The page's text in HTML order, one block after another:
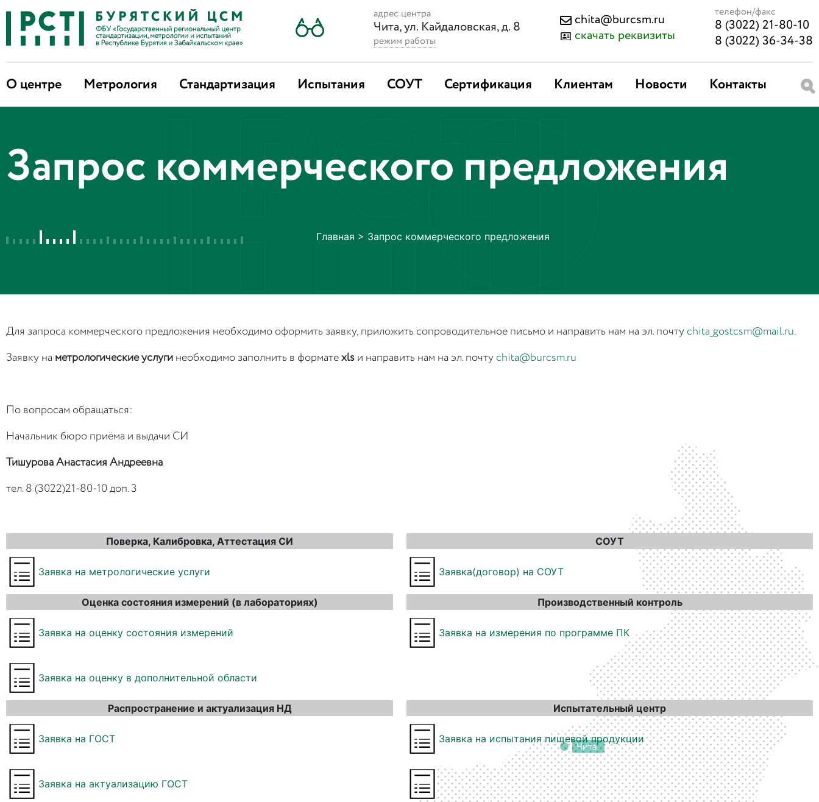
адрес центра
Чита, ул. Кайдаловская, д. 8
режим работы
chita@burcsm.ru
скачать реквизиты
телефон/факс
8 (3022) 21-80-10
8 (3022) 36-34-38
О центре Метрология Стандартизация Испытания СОУТ Сертификация Клиентам Новости Контакты
Запрос коммерческого предложения
Главная > Запрос коммерческого предложения
Для запроса коммерческого предложения необходимо оформить заявку, приложить сопроводительное письмо и направить нам на эл. почтуchita_gostcsm@mail.ru.
Заявку на метрологические услугинеобходимо заполнить в форматеxlsи направить нам на эл. почтуchita@burcsm.ru
По вопросам обращаться:
Начальник бюро приёма и выдачи СИ
Тишурова Анастасия Андреевна
тел. 8 (3022)21-80-10 доп. 3
Поверка, Калибровка, Аттестация СИ СОУТ
Заявка на метрологические услуги Заявка(договор) на СОУТ
Оценка состояния измерений (в лабораториях) Производственный контроль
Заявка на оценку состояния измерений Заявка на измерения по программе ПК
Заявка на оценку в дополнительной области
Распространение и актуализация НД Испытательный центр
Заявка на ГОСТ Заявка на испытания пищевой продукции
Заявка на актуализацию ГОСТ